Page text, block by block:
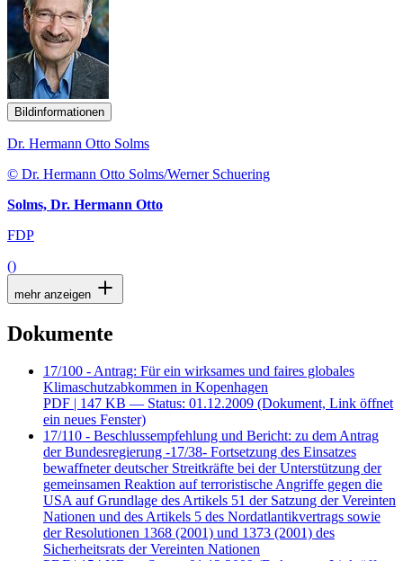
Bildinformationen
Dr. Hermann Otto Solms
© Dr. Hermann Otto Solms/Werner Schuering
Solms, Dr. Hermann Otto
FDP
()
mehr anzeigen
Dokumente
17/100 - Antrag: Für ein wirksames und faires globales
Klimaschutzabkommen in Kopenhagen
PDF | 147 KB — Status: 01.12.2009 (Dokument, Link öffnet
ein neues Fenster)
17/110 - Beschlussempfehlung und Bericht: zu dem Antrag
der Bundesregierung -17/38- Fortsetzung des Einsatzes
bewaffneter deutscher Streitkräfte bei der Unterstützung der
gemeinsamen Reaktion auf terroristische Angriffe gegen die
USA auf Grundlage des Artikels 51 der Satzung der Vereinten
Nationen und des Artikels 5 des Nordatlantikvertrags sowie
der Resolutionen 1368 (2001) und 1373 (2001) des
Sicherheitsrats der Vereinten Nationen